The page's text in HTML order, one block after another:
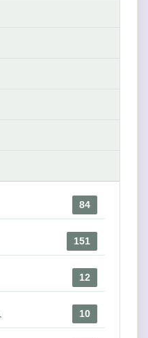
84
151
12
10